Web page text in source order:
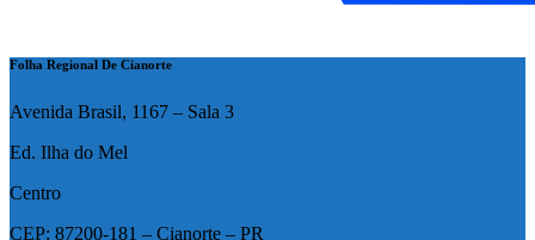
Folha Regional De Cianorte
Avenida Brasil, 1167 – Sala 3
Ed. Ilha do Mel
Centro
CEP: 87200-181 – Cianorte – PR